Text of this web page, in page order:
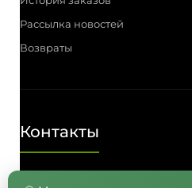
Рассылка новостей
Возвраты
Контакты